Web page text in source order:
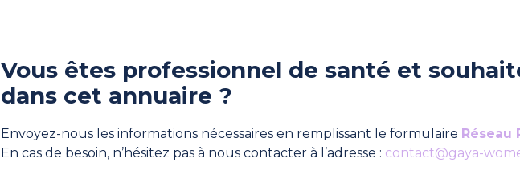
Vous êtes professionnel de santé et
dans cet annuaire ?
Envoyez-nous les informations nécessaires en remplissant le formulaire Réseau
En cas de besoin, n’hésitez pas à nous contacter à l’adresse : contact@gaya-